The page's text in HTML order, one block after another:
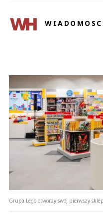
Grupa Lego otworzy swój pierwszy